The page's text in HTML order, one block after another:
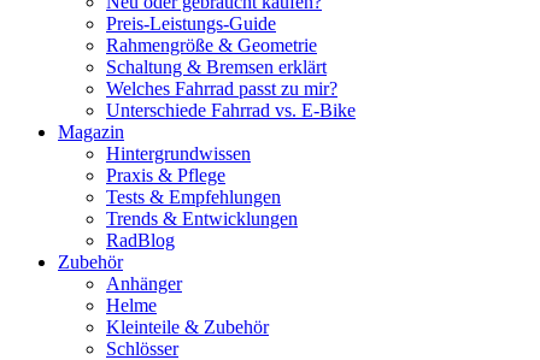
Preis-Leistungs-Guide
Rahmengröße & Geometrie
Schaltung & Bremsen erklärt
Welches Fahrrad passt zu mir?
Unterschiede Fahrrad vs. E-Bike
Magazin
Hintergrundwissen
Praxis & Pflege
Tests & Empfehlungen
Trends & Entwicklungen
RadBlog
Zubehör
Anhänger
Helme
Kleinteile & Zubehör
Schlösser